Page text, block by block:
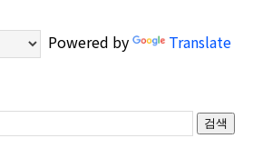
Powered by Translate